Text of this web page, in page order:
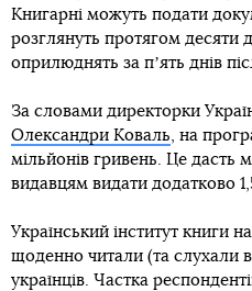
Книгарні можуть подати
розглянуть протягом десяти
оприлюднять за пʼять днів
За словами директорки
Олександри Коваль, на
мільйонів гривень. Це дасть
видавцям видати додатково
Український інститут книги
щоденно читали (та слухали
українців. Частка